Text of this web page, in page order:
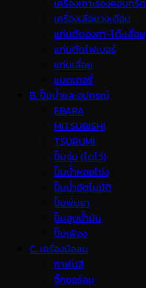
เครื่องเซาะร่องคอนกรีต
เครื่องเลื่อยวงเดือน
แท่นตัดองศา-โต๊ะเลื่อย
แท่นตัดไฟเบอร์
แท่นเลื่อย
แบตเตอรี่
B. ปั๊มน้ำและอุปกรณ์
EBARA
MITSUBISHI
TSURUMI
ปั๊มจุ่ม (ไดโว่)
ปั๊มน้ำหอยโข่ง
ปั๊มน้ำอัตโนมัติ
ปั๊มพ่นยา
ปั๊มสูบน้ำมัน
ปั๊มเฟือง
C. เครื่องมือลม
กาพ่นสี
จิ๊กซอร์ลม